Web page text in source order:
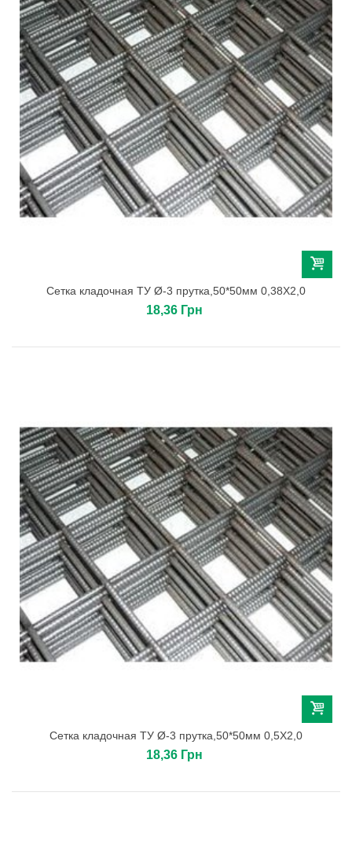
Сетка кладочная ТУ Ø-3 прутка,50*50мм 0,38Х2,0
18,36 Грн
Сетка кладочная ТУ Ø-3 прутка,50*50мм 0,5Х2,0
18,36 Грн